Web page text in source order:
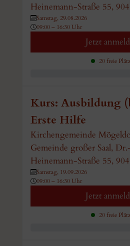
Samstag, 29.08.2026
09:00 – 16:30 Uhr
Heinemann-Straße 55,
Jetzt
20 freie
Samstag, 19.09.2026
09:00 – 16:30 Uhr
Kurs: Ausbildung
Erste Hilfe
Kirchengemeinde
Gemeinde großer Saal,
Heinemann-Straße 55,
Jetzt
20 freie